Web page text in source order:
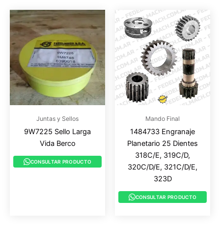
Juntas y Sellos
9W7225 Sello Larga
Vida Berco
CONSULTAR PRODUCTO
Mando Final
1484733 Engranaje
Planetario 25 Dientes
318C/E, 319C/D,
320C/D/E, 321C/D/E,
323D
CONSULTAR PRODUCTO